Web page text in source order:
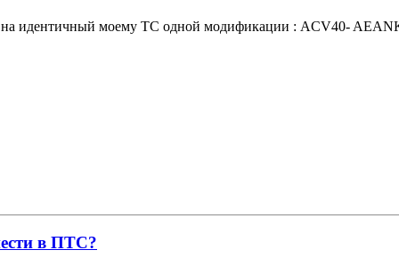
на идентичный моему ТС одной модификации : ACV40-
в ПТС?